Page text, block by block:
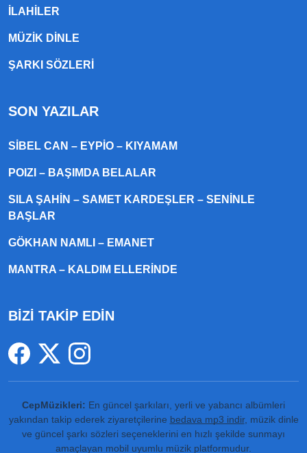
ILAHILER
MÜZIK DINLE
ŞARKI SÖZLERI
SON YAZILAR
SIBEL CAN – EYPIO – KIYAMAM
POIZI – BAŞIMDA BELALAR
SILA ŞAHIN – SAMET KARDEŞLER – SENINLE
BAŞLAR
GÖKHAN NAMLI – EMANET
MANTRA – KALDIM ELLERINDE
BİZİ TAKİP EDİN
CepMüzikleri: En güncel şarkıları, yerli ve yabancı albümleri
yakından takip ederek ziyaretçilerine bedava mp3 indir, müzik dinle
ve güncel şarkı sözleri seçeneklerini en hızlı şekilde sunmayı
amaçlayan mobil uyumlu müzik platformudur.